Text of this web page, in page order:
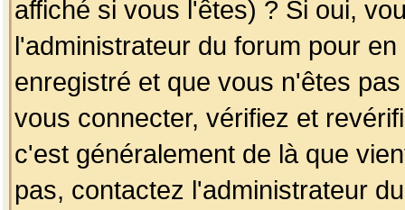
affiché si vous l'êtes) ? Si oui,
l'administrateur du forum pour
enregistré et que vous n'êtes
vous connecter, vérifiez et
c'est généralement de là que
pas, contactez l'administrateur